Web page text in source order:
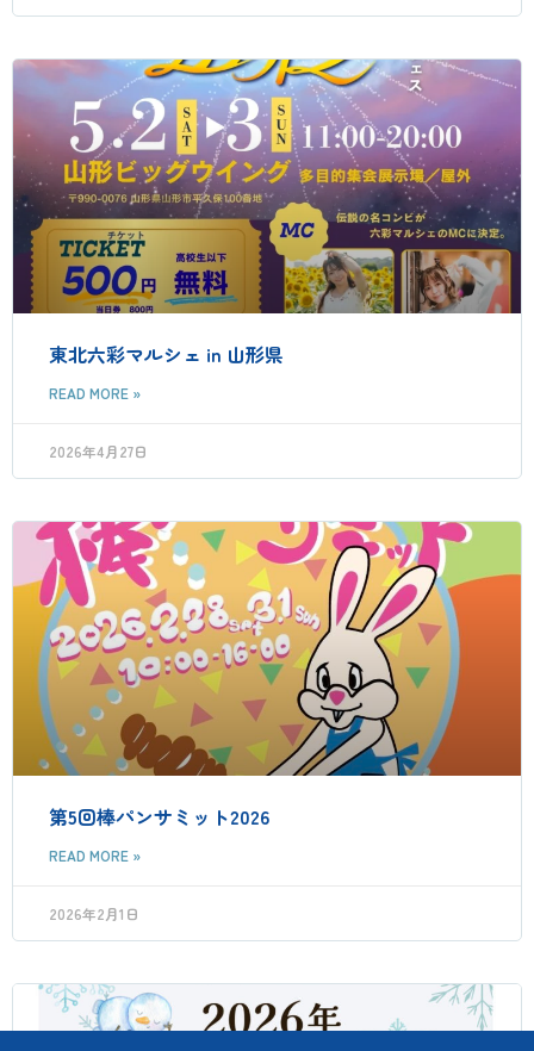
東北六彩マルシェ in 山形県
READ MORE »
2026年4月27日
第5回棒パンサミット2026
READ MORE »
2026年2月1日